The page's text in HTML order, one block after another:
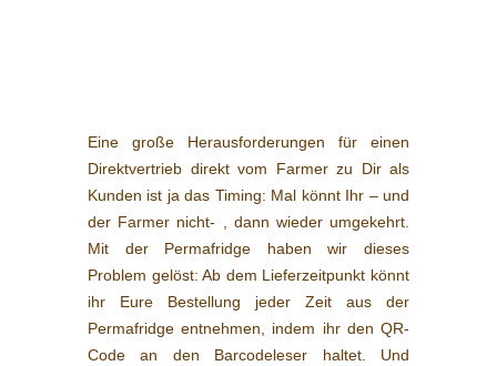
Eine große Herausforderungen für einen
Direktvertrieb direkt vom Farmer zu Dir als
Kunden ist ja das Timing: Mal könnt Ihr – und
der Farmer nicht- , dann wieder umgekehrt.
Mit der Permafridge haben wir dieses
Problem gelöst: Ab dem Lieferzeitpunkt könnt
ihr Eure Bestellung jeder Zeit aus der
Permafridge entnehmen, indem ihr den QR-
Code an den Barcodeleser haltet. Und